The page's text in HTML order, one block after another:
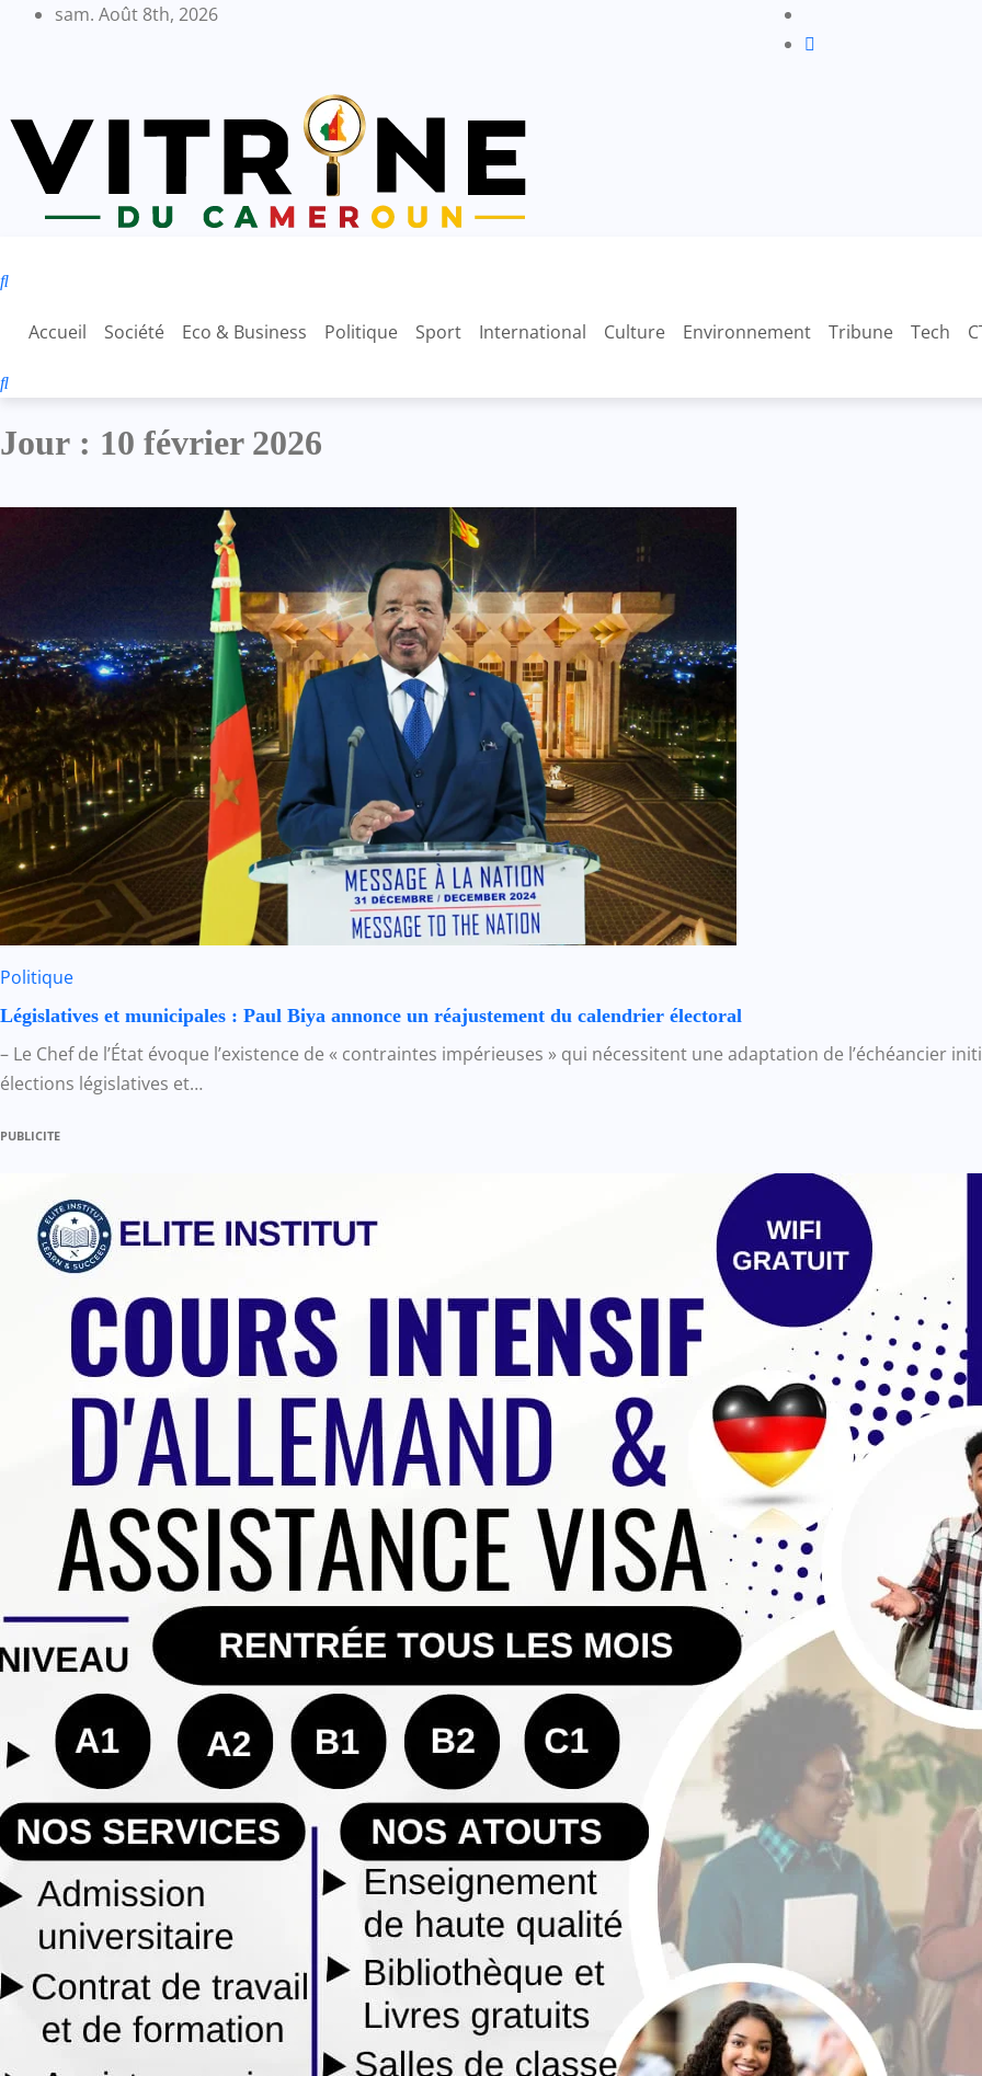
sam. Août 8th, 2026
Accueil Société Eco & Business Politique Sport International Culture Environnement Tribune Tech
Jour : 10 février 2026
Politique
Législatives et municipales : Paul Biya annonce un réajustement du calendrier électoral
– Le Chef de l’État évoque l’existence de « contraintes impérieuses » qui nécessitent une adaptation de l’échéancier
élections législatives et…
PUBLICITE